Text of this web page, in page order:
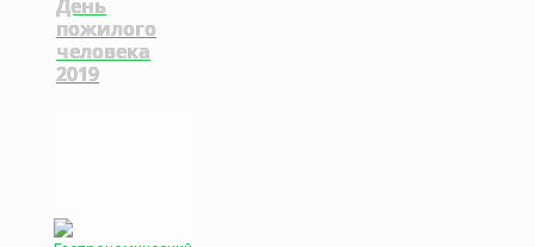
День
пожилого
человека
2019